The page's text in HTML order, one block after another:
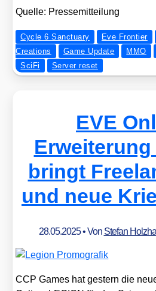
Quel­le: Pres­se­mit­tei­lung
Cycle 6 Sanctuary Eve Frontier
Creations
Game Update MMO
SciFi
Server reset
EVE
Erweiterung
bringt
und neue
28.05.2025• Von Stefan
CCP Games hat ges­tern die